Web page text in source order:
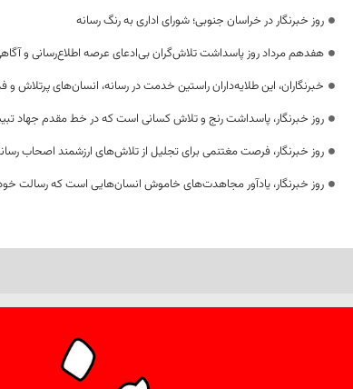
روز خبرنگار در خراسان جنوبی؛ شورای اداری به رنگ رسانه
هفدهم مرداد روز پاسداشت تلاش‌گران بی‌ادعای عرصه اطلاع‌رسانی و
خبرنگاران، این طلایه‌داران راستین خدمت در رسانه، انسان‌های پرتلاش و
روز خبرنگار، پاسداشت رنج و تلاش کسانی است که در خط مقدم جهاد
روز خبرنگار، فرصت مغتنمی برای تجلیل از تلاش‌های ارزشمند اصحاب
روز خبرنگار، یادآور مجاهدت‌های خاموش انسان‌هایی است که رسالت